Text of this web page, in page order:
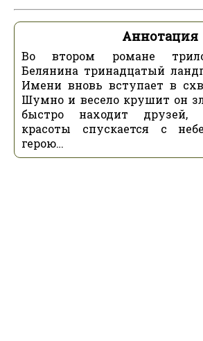
Аннотация
Во втором романе
Белянина тринадцатый
Имени вновь вступает в
Шумно и весело крушит он
быстро находит друзей,
красоты спускается с
герою…